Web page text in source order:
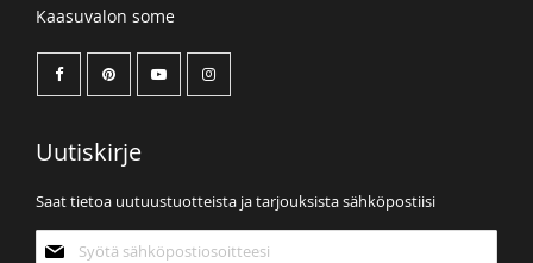
Kaasuvalon some
Uutiskirje
Saat tietoa uutuustuotteista ja tarjouksista sähköpostiisi